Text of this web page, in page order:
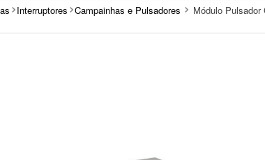
Interruptores Campainhas e Pulsadores Módulo